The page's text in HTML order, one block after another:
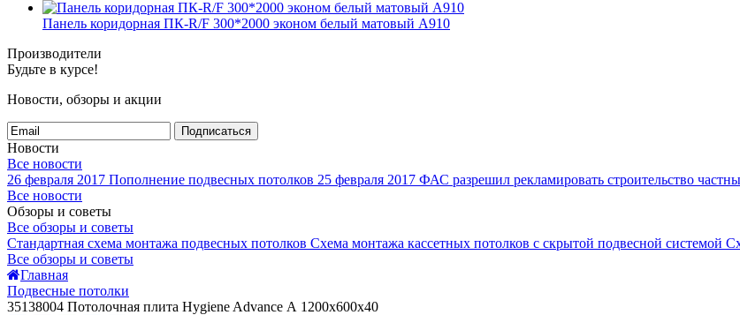
Панель коридорная ПК-R/F 300*2000 эконом белый матовый А910
Производители
Будьте в курсе!
Новости, обзоры и акции
Подписаться
Новости
Все новости
26 февраля 2017 Пополнение подвесных потолков 25 февраля 2017 ФАС разрешил рекламировать строительство
Все новости
Обзоры и советы
Все обзоры и советы
Стандартная схема монтажа подвесных потолков Схема монтажа кассетных потолков с скрытой подвесной системой
Все обзоры и советы
Главная
Подвесные потолки
35138004 Потолочная плита Hygiene Advance А 1200х600х40